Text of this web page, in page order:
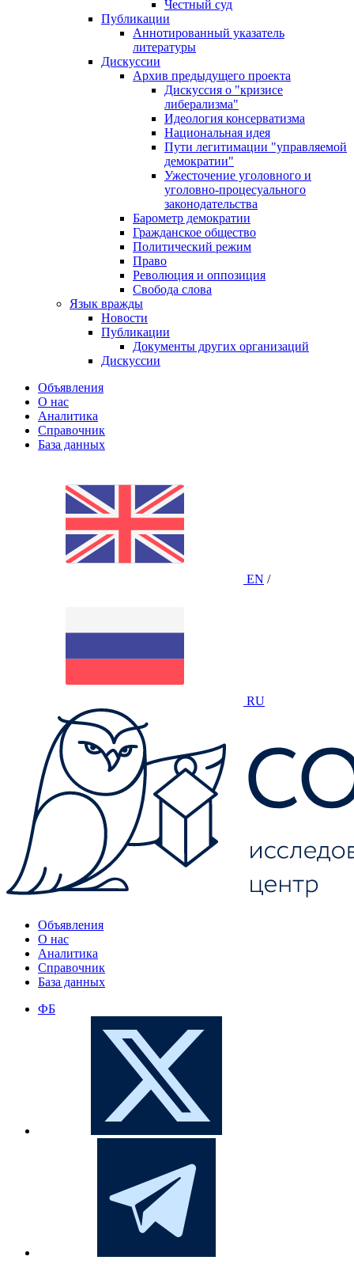
Честный суд
Публикации
Аннотированный указатель
литературы
Дискуссии
Архив предыдущего проекта
Дискуссия о "кризисе
либерализма"
Идеология консерватизма
Национальная идея
Пути легитимации "управляемой
демократии"
Ужесточение уголовного и
уголовно-процесуального
законодательства
Барометр демократии
Гражданское общество
Политический режим
Право
Революция и оппозиция
Свобода слова
Язык вражды
Новости
Публикации
Документы других организаций
Дискуссии
Объявления
О нас
Аналитика
Справочник
База данных
EN /
RU
Объявления
О нас
Аналитика
Справочник
База данных
ФБ